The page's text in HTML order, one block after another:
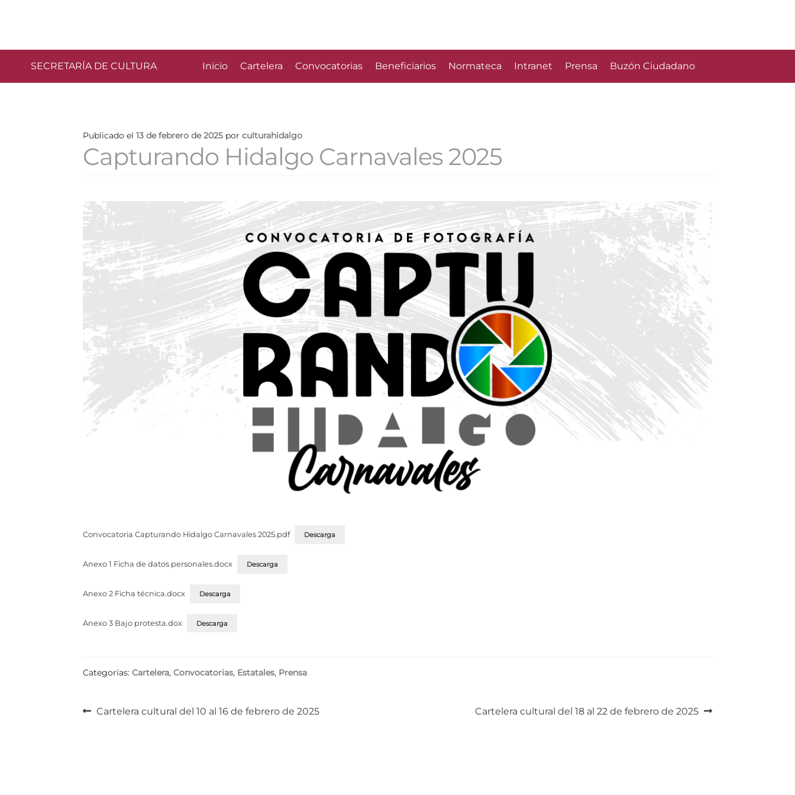
SECRETARÍA DE CULTURA Inicio Cartelera Convocatorias Beneficiarios Normateca Intranet Prensa Buzón Ciudadano
Publicado el13 de febrero de 2025 porculturahidalgo
Capturando Hidalgo Carnavales 2025
Convocatoria Capturando Hidalgo Carnavales 2025.pdf Descarga
Anexo 1 Ficha de datos personales.docx Descarga
Anexo 2 Ficha técnica.docx Descarga
Anexo 3 Bajo protesta.dox Descarga
Categorías:Cartelera,Convocatorias, Estatales, Prensa
Navegación
Anterior:
Cartelera cultural del 10 al 16 de febrero de 2025 Siguiente:
Cartelera cultural del 18 al 22 de febrero de 2025